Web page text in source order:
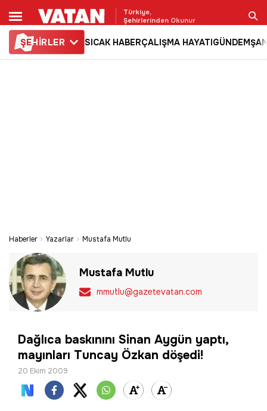
Türkiye,
Şehirlerinden Okunur
ŞEHİRLER SICAK HABERÇALIŞMA HAYATIGÜNDEM
Haberler Yazarlar Mustafa Mutlu
Mustafa Mutlu
mmutlu@gazetevatan.com
Dağlıca baskınını Sinan Aygün yaptı,
mayınları Tuncay Özkan döşedi!
20 Ekim 2009